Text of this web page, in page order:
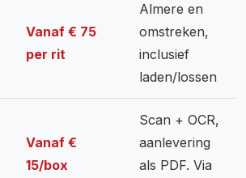
Vanaf € 75
per rit
Almere en
omstreken,
inclusief
laden/lossen
Vanaf €
15/box
Scan + OCR,
aanlevering
als PDF. Via